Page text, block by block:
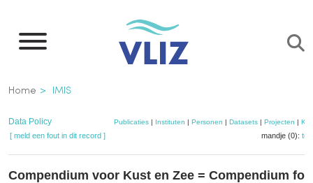
naar
inhoud
gaan
Kruimelpad
Home IMIS
Data Policy Publicaties | Instituten | Personen | Datasets | Projecten |
[ meld een fout in dit record ] mandje (0):
Compendium voor Kust en Zee = Compendium for